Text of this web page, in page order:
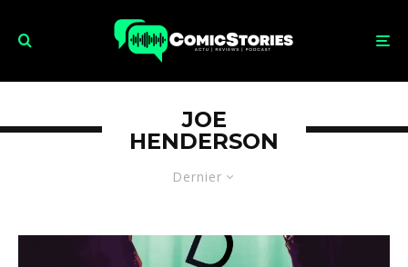
Dernier
JOE
HENDERSON